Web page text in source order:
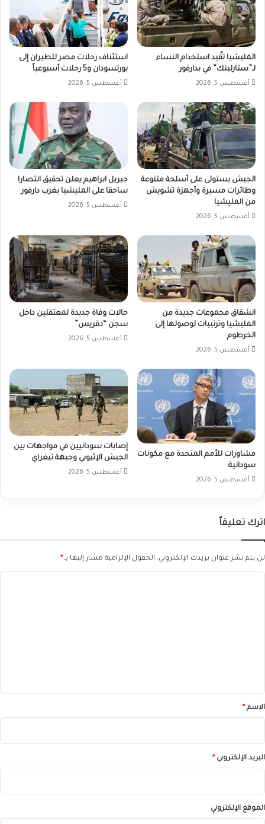
المليشيا تقّيد استخدام النساء
لـ”ستارلينك” في بدارفور
أغسطس 5, 2026
استئناف رحلات مصر للطيران إلى
بورتسودان و5 رحلات أسبوعياً
أغسطس 5, 2026
الجيش يستولى على أسلحة متنوعة
وطائرات مسيرة وأجهزة تشويش
من المليشيا
أغسطس 5, 2026
جبريل ابراهيم يعلن تحقيق انتصارا
ساحقا على المليشيا بغرب دارفور
أغسطس 5, 2026
انشقاق مجموعات جديدة من
المليشيا وترتيبات لوصولها إلى
الخرطوم
أغسطس 5, 2026
حالات وفاة جديدة لمعتقلين داخل
سجن “دقريس”
أغسطس 5, 2026
مشاورات للأمم المتحدة مع مكونات
سودانية
أغسطس 5, 2026
إصابات سودانيين في مواجهات بين
الجيش الإثيوبي وجبهة تيغراي
أغسطس 5, 2026
اترك تعليقاً
لن يتم نشر عنوان بريدك الإلكتروني. الحقول الإلزامية مشار إليها بـ*
*الاسم*
البريد الإلكتروني*
الموقع الإلكتروني